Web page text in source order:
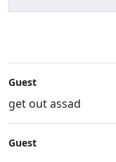
Guest
get out assad
Guest